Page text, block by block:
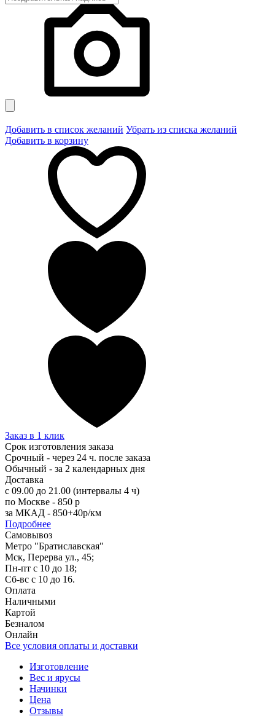
Добавить в список желаний Убрать из списка желаний
Добавить в корзину
Заказ в 1 клик
Срок изготовления заказа
Срочный - через 24 ч. после заказа
Обычный - за 2 календарных дня
Доставка
с 09.00 до 21.00 (интервалы 4 ч)
по Москве - 850 р
за МКАД - 850+40р/км
Подробнее
Самовывоз
Метро "Братиславская"
Мск, Перерва ул., 45;
Пн-пт с 10 до 18;
Сб-вс с 10 до 16.
Оплата
Наличными
Картой
Безналом
Онлайн
Все условия оплаты и доставки
Изготовление
Вес и ярусы
Начинки
Цена
Отзывы